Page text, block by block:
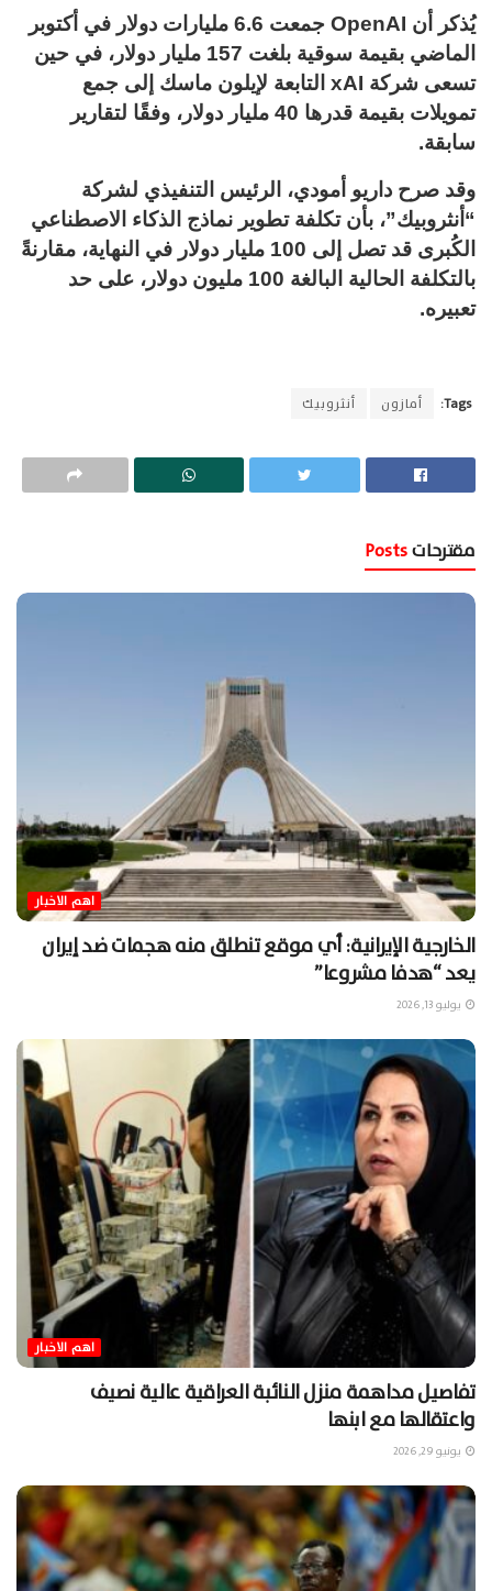
يُذكر أن OpenAI جمعت 6.6 مليارات دولار في أكتوبر
الماضي بقيمة سوقية بلغت 157 مليار دولار، في حين
تسعى شركة xAI التابعة لإيلون ماسك إلى جمع
تمويلات بقيمة قدرها 40 مليار دولار، وفقًا لتقارير
سابقة.
وقد صرح داريو أمودي، الرئيس التنفيذي لشركة
“أنثروبيك”، بأن تكلفة تطوير نماذج الذكاء الاصطناعي
الكُبرى قد تصل إلى 100 مليار دولار في النهاية، مقارنةً
بالتكلفة الحالية البالغة 100 مليون دولار، على حد
تعبيره.
Tags: أمازون أنثروبيك
مقترحات
اهم الاخبار
الخارجية الإيرانية: أي موقع تنطلق منه هجمات ضد إيران
يعد “هدفا مشروعا”
يوليو 13, 2026
اهم الاخبار
تفاصيل مداهمة منزل النائبة العراقية عالية نصيف
واعتقالها مع ابنها
يونيو 29, 2026